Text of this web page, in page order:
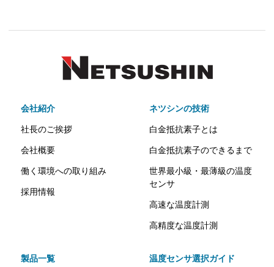
会社紹介
社長のご挨拶
会社概要
働く環境への取り組み
採用情報
ネツシンの技術
白金抵抗素子とは
白金抵抗素子のできるまで
世界最小級・最薄級の温度
センサ
高速な温度計測
高精度な温度計測
製品一覧 温度センサ選択ガイド